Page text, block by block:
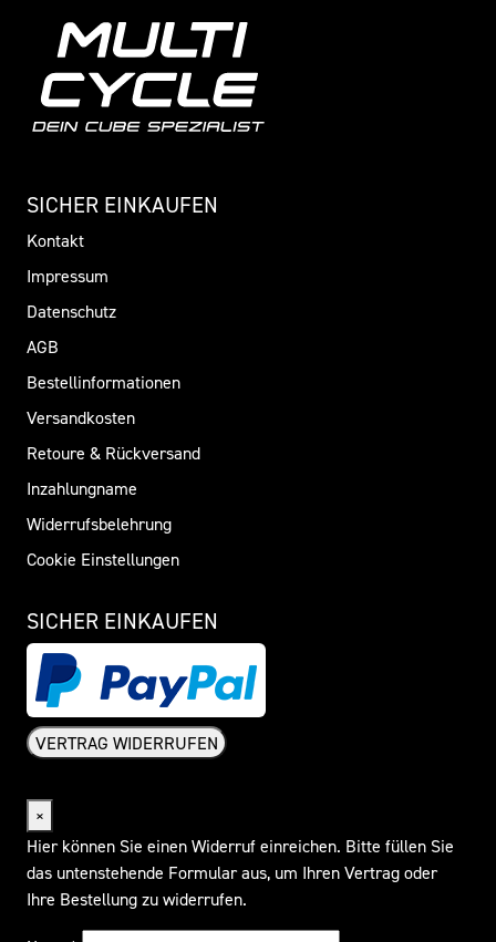
SICHER EINKAUFEN
Kontakt
Impressum
Datenschutz
AGB
Bestellinformationen
Versandkosten
Retoure & Rückversand
Inzahlungname
Widerrufsbelehrung
Cookie Einstellungen
SICHER EINKAUFEN
VERTRAG WIDERRUFEN
×
Hier können Sie einen Widerruf einreichen. Bitte füllen Sie
das untenstehende Formular aus, um Ihren Vertrag oder
Ihre Bestellung zu widerrufen.